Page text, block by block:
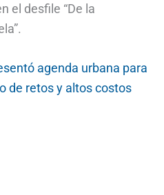
el desfile “De la
agenda urbana para
de retos y altos costos